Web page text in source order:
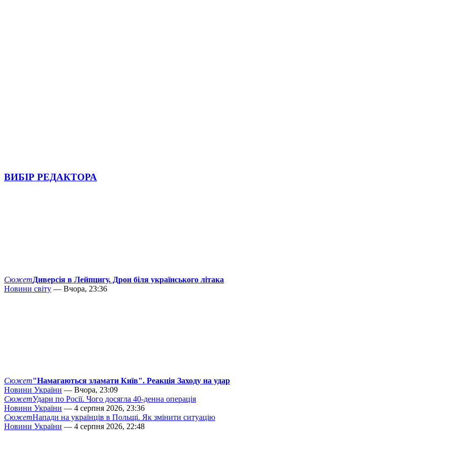
ВИБІР РЕДАКТОРА
СюжетДиверсія в Лейпцигу. Дрон біля українського літака
Новини світу — Вчора, 23:36
Сюжет"Намагаються зламати Київ". Реакція Заходу на удар
Новини України — Вчора, 23:09
СюжетУдари по Росії. Чого досягла 40-денна операція
Новини України — 4 серпня 2026, 23:36
СюжетНапади на українців в Польщі. Як змінити ситуацію
Новини України — 4 серпня 2026, 22:48